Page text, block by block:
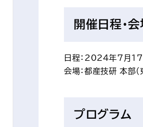
開催日程・
日程：2024年7月17
会場：都産技研 本部
プログラム